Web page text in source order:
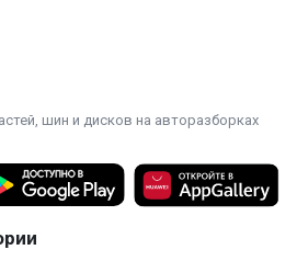
шин и дисков на авторазборках